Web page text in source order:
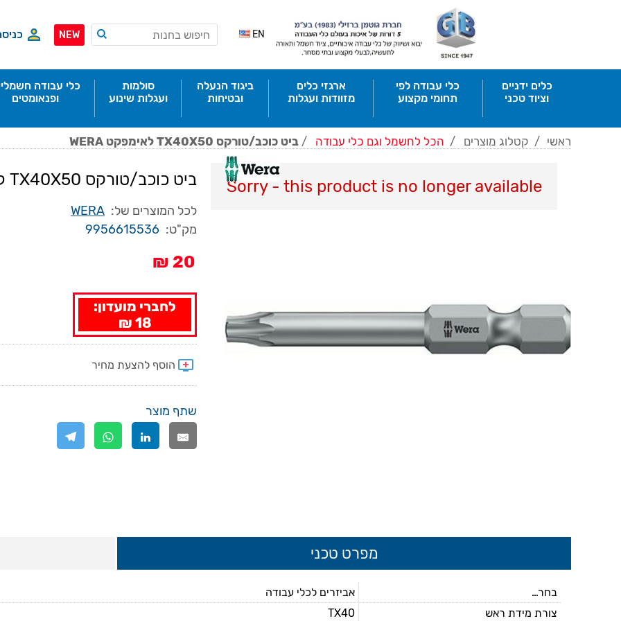
EN
NEW
כלים ידניים
וציוד טכני
כלי עבודה לפי
תחומי מקצוע
ארגזי כלים
מזוודות ועגלות
ביגוד הנעלה
ובטיחות
סולמות
ועגלות שינוע
כלי עבודה
ופנאומטים
ראשי / קטלוג מוצרים / הכל לחשמל וגם כלי עבודה / ביט כוכב/טורקס TX40X50 לאימפקט WERA
Sorry - this product is no longer available ביט כוכב/טורקס TX40X50 לאימפקט WERA
לכל המוצרים של: WERA
מק"ט: 9956615536
20 ₪
לחברי מועדון:
18 ₪
שתף מוצר
מפרט טכני
בחר...
אביזרים לכלי עבודה
צורת מידת ראש
TX40